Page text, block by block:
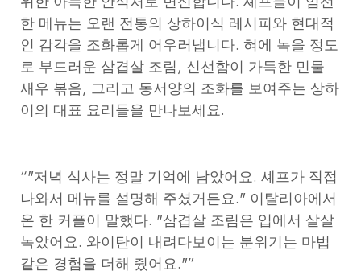
한 메뉴는 오랜 전통의 상하이식 레시피와 현대적
인 감각을 조화롭게 어우러냅니다. 혀에 녹을 정도
로 부드러운 삼겹살 조림, 신선함이 가득한 민물
새우 볶음, 그리고 동서양의 조화를 보여주는 상하
이의 대표 요리들을 만나보세요.
“"저녁 식사는 정말 기억에 남았어요. 셰프가 직접
나와서 메뉴를 설명해 주셨거든요." 이탈리아에서
온 한 커플이 말했다. "삼겹살 조림은 입에서 살살
녹았어요. 와이탄이 내려다보이는 분위기는 마법
같은 경험을 더해 줬어요."”